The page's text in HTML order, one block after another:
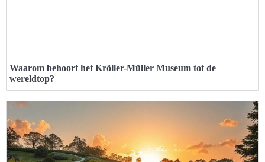
Waarom behoort het Kröller-Müller Museum tot de
wereldtop?